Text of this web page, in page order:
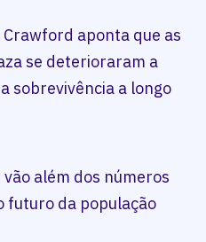
aponta que as
se deterioraram a
sobrevivência a longo
além dos números
futuro da população